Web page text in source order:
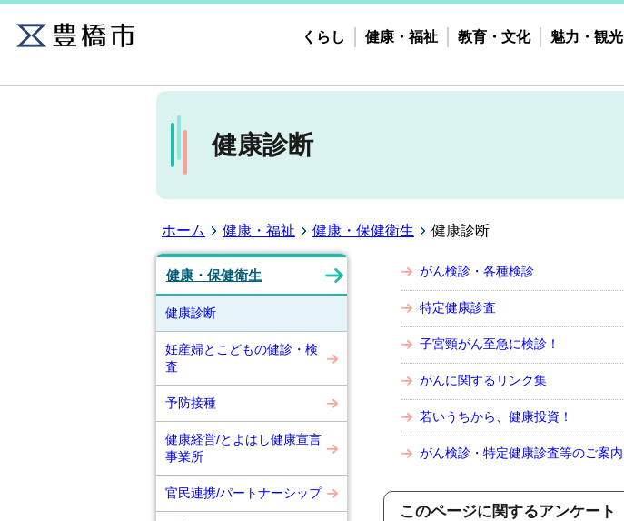
くらし 健康・福祉 教育・文化 魅力・観光
健康診断
ホーム 健康・福祉 健康・保健衛生 健康診断
健康・保健衛生
健康診断
妊産婦とこどもの健診・検
査
予防接種
健康経営/とよはし健康宣言
事業所
官民連携/パートナーシップ
がん検診・各種検診
特定健康診査
子宮頸がん至急に検診！
がんに関するリンク集
若いうちから、健康投資！
がん検診・特定健康診査等のご案内
このページに関するアンケート